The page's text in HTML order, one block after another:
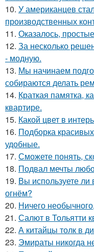
10. У американцев
производственных
11. Оказалось,
12. За несколько
- модную.
13. Мы начинаем
собираются делать
14. Краткая памятка,
квартире.
15. Какой цвет в
16. Подборка
удобные.
17. Сможете понять,
18. Подвал мечты
19. Вы используете ли
огнём?
20. Ничего
21. Салют в Тольятти
22. А китайцы толк в
23. Эмираты никогда